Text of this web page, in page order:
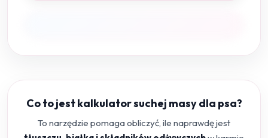
Co to jest kalkulator suchej masy dla psa?
To narzędzie pomaga obliczyć, ile naprawdę jest